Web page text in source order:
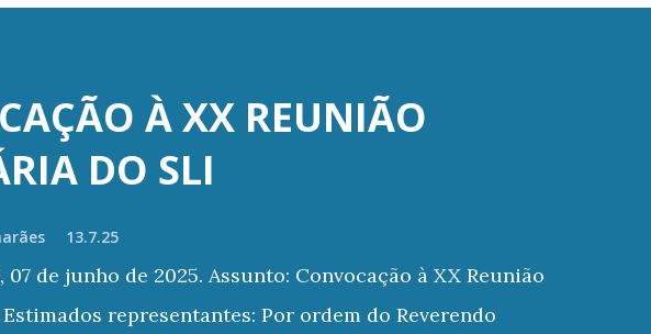
À XX REUNIÃO
DO SLI
13.7.25
07 de junho de 2025. Assunto: Convocação à XX Reunião
representantes: Por ordem do Reverendo